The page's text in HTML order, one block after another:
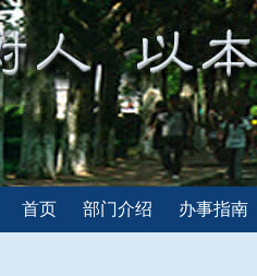
首页 部门介绍 办事指南